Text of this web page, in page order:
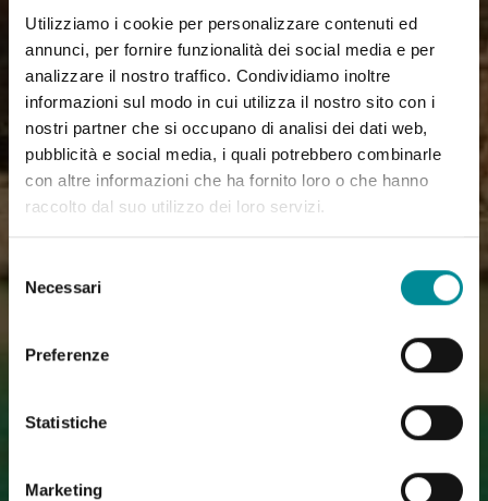
Utilizziamo i cookie per personalizzare contenuti ed
annunci, per fornire funzionalità dei social media e per
analizzare il nostro traffico. Condividiamo inoltre
informazioni sul modo in cui utilizza il nostro sito con i
nostri partner che si occupano di analisi dei dati web,
pubblicità e social media, i quali potrebbero combinarle
con altre informazioni che ha fornito loro o che hanno
raccolto dal suo utilizzo dei loro servizi.
Selezione
delNecessari
Preferenze
Statistiche
Marketing